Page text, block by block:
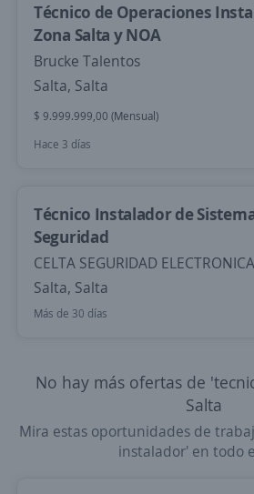
Técnico de Operaciones
Zona Salta y NOA
Brucke Talentos
Salta, Salta
$ 9.999.999,00 (Mensual)
Hace 3 días
Técnico Instalador de
Seguridad
CELTA SEGURIDAD
Salta, Salta
Más de 30 días
No hay más ofertas de
Salta
Mira estas oportunidades de
instalador' en todo